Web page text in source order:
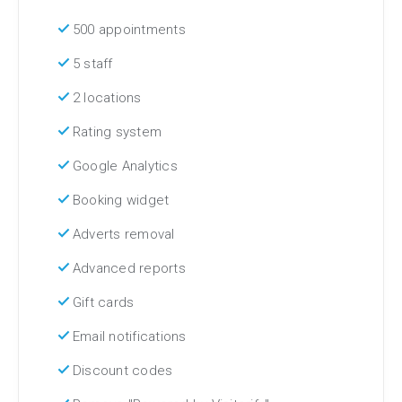
check 500 appointments
check 5 staff
check 2 locations
check Rating system
check Google Analytics
check Booking widget
check Adverts removal
check Advanced reports
check Gift cards
check Email notifications
check Discount codes